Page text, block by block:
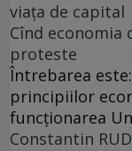
viața de capital
Cînd
proteste
Întrebarea
principiilor
funcționarea
Constantin